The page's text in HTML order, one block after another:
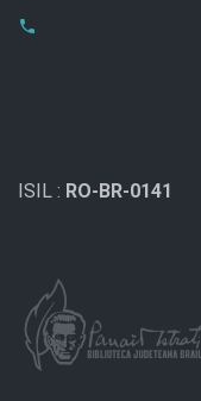
ISIL : RO-BR-0141